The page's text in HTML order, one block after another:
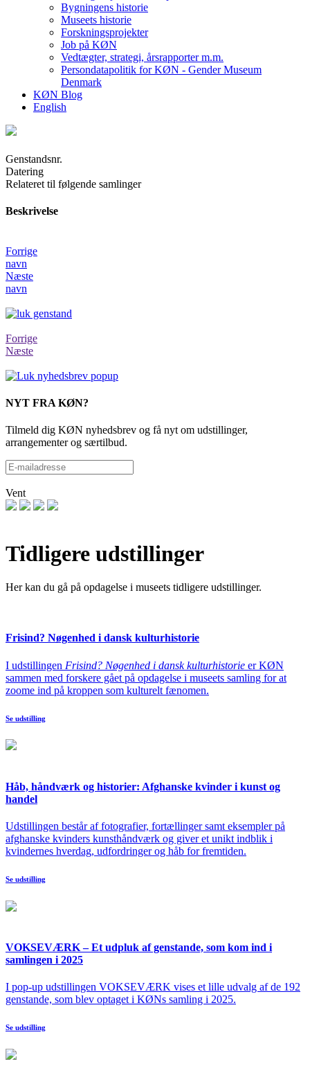
Bygningens historie
Museets historie
Forskningsprojekter
Job på KØN
Vedtægter, strategi, årsrapporter m.m.
Persondatapolitik for KØN - Gender Museum
Denmark
KØN Blog
English
Genstandsnr.
Datering
Relateret til følgende samlinger
Beskrivelse
Forrige
navn
Næste
navn
Forrige
Næste
NYT FRA KØN?
Tilmeld dig KØN nyhedsbrev og få nyt om udstillinger,
arrangementer og særtilbud.
Vent
Tidligere udstillinger
Her kan du gå på opdagelse i museets tidligere udstillinger.
Frisind? Nøgenhed i dansk kulturhistorie
I udstillingen Frisind? Nøgenhed i dansk kulturhistorie er KØN
sammen med forskere gået på opdagelse i museets samling for at
zoome ind på kroppen som kulturelt fænomen.
Se udstilling
Håb, håndværk og historier: Afghanske kvinder i kunst og
handel
Udstillingen består af fotografier, fortællinger samt eksempler på
afghanske kvinders kunsthåndværk og giver et unikt indblik i
kvindernes hverdag, udfordringer og håb for fremtiden.
Se udstilling
VOKSEVÆRK – Et udpluk af genstande, som kom ind i
samlingen i 2025
I pop-up udstillingen VOKSEVÆRK vises et lille udvalg af de 192
genstande, som blev optaget i KØNs samling i 2025.
Se udstilling